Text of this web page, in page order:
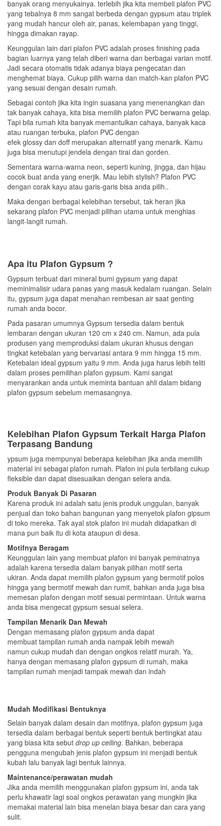
banyak orang menyukainya. terlebih jika kita membeli plafon PVC
yang tebalnya 8 mm sangat berbeda dengan gypsum atau triplek
yang mudah hancur oleh air, panas, kelembapan yang tinggi,
hingga dimakan rayap.
Keunggulan lain dari plafon PVC adalah proses finishing pada
bagian luarnya yang telah diberi warna dan berbagai varian motif.
Jadi secara otomatis tidak adanya biaya pengecatan dan
menghemat biaya. Cukup pilih warna dan match-kan plafon PVC
yang sesuai dengan desain rumah.
Sebagai contoh jika kita ingin suasana yang menenangkan dan
tak banyak cahaya, kita bisa memilih plafon PVC berwarna gelap.
Tapi bila rumah kita banyak memantulkan cahaya, banyak kaca
atau ruangan terbuka, plafon PVC dengan
efek glossy dan doff merupakan alternatif yang menarik. Kamu
juga bisa menutupi jendela dengan tirai dan gorden.
Sementara warna-warna neon, seperti kuning, jingga, dan hijau
cocok buat anda yang enerjik. Mau lebih stylish? Plafon PVC
dengan corak kayu atau garis-garis bisa anda pilih..
Maka dengan berbagai kelebihan tersebut, tak heran jika
sekarang plafon PVC menjadi pilihan utama untuk menghias
langit-langit rumah.
Apa itu Plafon Gypsum ?
Gypsum terbuat dari mineral bumi gypsum yang dapat
meminimalisir udara panas yang masuk kedalam ruangan. Selain
itu, gypsum juga dapat menahan rembesan air saat genting
rumah anda bocor.
Pada pasaran umumnya Gypsum tersedia dalam bentuk
lembaran dengan ukuran 120 cm x 240 cm. Namun, ada pula
produsen yang memproduksi dalam ukuran khusus dengan
tingkat ketebalan yang bervariasi antara 9 mm hingga 15 mm.
Ketebalan ideal gypsum yaitu 9 mm. Anda juga harus lebih teliti
dalam proses pemilihan plafon gypsum. Kami sangat
menyarankan anda untuk meminta bantuan ahli dalam bidang
plafon gypsum sebelum memasangnya.
Kelebihan Plafon Gypsum Terkait Harga Plafon
Terpasang Bandung
ypsum juga mempunyai beberapa kelebihan jika anda memilih
material ini sebagai plafon rumah. Plafon ini pula terbilang cukup
fleksible dan dapat disesuaikan dengan selera anda.
Produk Banyak Di Pasaran
Karena produk ini adalah satu jenis produk unggulan, banyak
penjual dan toko bahan bangunan yang menyetok plafon gipsum
di toko mereka. Tak ayal stok plafon ini mudah didapatkan di
mana pun baik itu di kota ataupun di desa.
Motifnya Beragam
Keunggulan lain yang membuat plafon ini banyak peminatnya
adalah karena tersedia dalam banyak pilihan motif serta
ukiran. Anda dapat memilih plafon gypsum yang bermotif polos
hingga yang bermotif mewah dan rumit, bahkan anda juga bisa
memesan plafon dengan motif sesuai permintaan. Untuk warna
anda bisa mengecat gypsum sesuai selera.
Tampilan Menarik Dan Mewah
Dengan memasang plafon gypsum anda dapat
membuat tampilan rumah anda nampak lebih mewah
namun cukup mudah dan dengan ongkos relatif murah. Ya,
hanya dengan memasang plafon gypsum di rumah, maka
tampilan rumah menjadi tampak mewah dan indah
Mudah Modifikasi Bentuknya
Selain banyak dalam desain dan motifnya, plafon gypsum juga
tersedia dalam berbagai bentuk seperti bentuk bertingkat atau
yang biasa kita sebut drop up ceiling. Bahkan, beberapa
pengguna mengubah jenis plafon gypsum ini menjadi bentuk
kubah lalu banyak lagi bentuk lainnya.
Maintenance/perawatan mudah
Jika anda memilih menggunakan plafon gypsum ini, anda tak
perlu khawatir lagi soal ongkos perawatan yang mungkin jika
memakai material lain bisa menelan biaya besar dan cara yang
sulit.